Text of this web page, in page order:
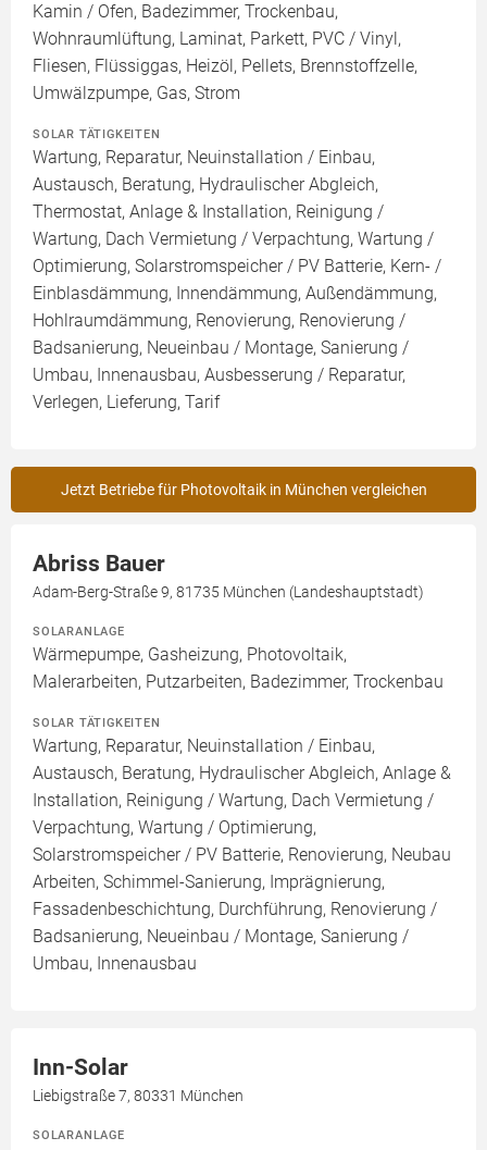
Kamin / Ofen, Badezimmer, Trockenbau,
Wohnraumlüftung, Laminat, Parkett, PVC / Vinyl,
Fliesen, Flüssiggas, Heizöl, Pellets, Brennstoffzelle,
Umwälzpumpe, Gas, Strom
SOLAR TÄTIGKEITEN
Wartung, Reparatur, Neuinstallation / Einbau,
Austausch, Beratung, Hydraulischer Abgleich,
Thermostat, Anlage & Installation, Reinigung /
Wartung, Dach Vermietung / Verpachtung, Wartung /
Optimierung, Solarstromspeicher / PV Batterie, Kern- /
Einblasdämmung, Innendämmung, Außendämmung,
Hohlraumdämmung, Renovierung, Renovierung /
Badsanierung, Neueinbau / Montage, Sanierung /
Umbau, Innenausbau, Ausbesserung / Reparatur,
Verlegen, Lieferung, Tarif
Jetzt Betriebe für Photovoltaik in München vergleichen
Abriss Bauer
Adam-Berg-Straße 9, 81735 München (Landeshauptstadt)
SOLARANLAGE
Wärmepumpe, Gasheizung, Photovoltaik,
Malerarbeiten, Putzarbeiten, Badezimmer, Trockenbau
SOLAR TÄTIGKEITEN
Wartung, Reparatur, Neuinstallation / Einbau,
Austausch, Beratung, Hydraulischer Abgleich, Anlage &
Installation, Reinigung / Wartung, Dach Vermietung /
Verpachtung, Wartung / Optimierung,
Solarstromspeicher / PV Batterie, Renovierung, Neubau
Arbeiten, Schimmel-Sanierung, Imprägnierung,
Fassadenbeschichtung, Durchführung, Renovierung /
Badsanierung, Neueinbau / Montage, Sanierung /
Umbau, Innenausbau
Inn-Solar
Liebigstraße 7, 80331 München
SOLARANLAGE